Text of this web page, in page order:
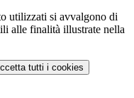
utilizzati si avvalgono di
alle finalità illustrate nella
tutti i cookies